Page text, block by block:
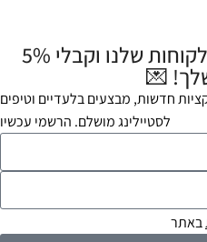
הצטרפי עכשיו למועדון הלקוחות שלנו וקבלי 5%
💌
חדשות, מבצעים בלעדיים וטיפים
לסטיילינג מושלם. הרשמי עכשיו
באתר